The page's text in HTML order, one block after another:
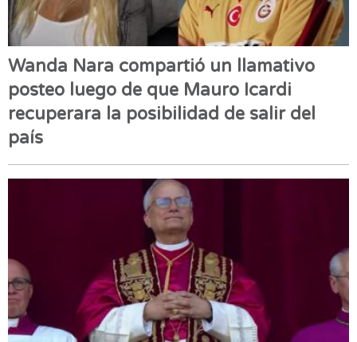
Wanda Nara compartió un llamativo
posteo luego de que Mauro Icardi
recuperara la posibilidad de salir del
país